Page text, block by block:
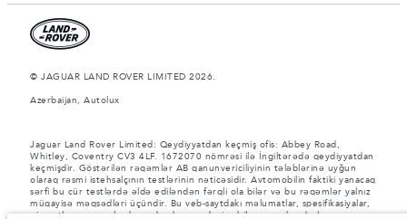
© JAGUAR LAND ROVER LIMITED 2026.
Azerbaijan, Autolux
Jaguar Land Rover Limited: Qeydiyyatdan keçmiş ofis: Abbey Road,
Whitley, Coventry CV3 4LF. 1672070 nömrəsi ilə İngiltərədə qeydiyyatdan
keçmişdir. Göstərilən rəqəmlər AB qanunvericiliyinin tələblərinə uyğun
olaraq rəsmi istehsalçının testlərinin nəticəsidir. Avtomobilin faktiki yanacaq
sərfi bu cür testlərdə əldə ediləndən fərqli ola bilər və bu rəqəmlər yalnız
müqayisə məqsədləri üçündir. Bu veb-saytdakı məlumatlar, spesifikasiyalar,
qiymətlər və rənglər bazardan bazara dəyişə bilər və xəbərdarlıq